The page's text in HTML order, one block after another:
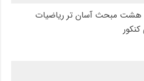
: هشت مبحث آسان تر ریاضیات